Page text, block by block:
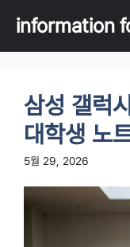
content
information
삼성 갤럭
대학생 노
5월 29, 2026